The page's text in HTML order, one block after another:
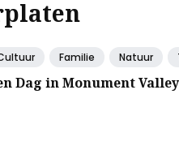
Familie Natuur
Dag in Monument